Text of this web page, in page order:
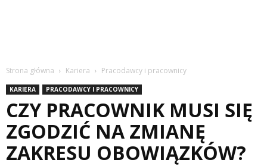
Strona główna Kariera Pracodawcy i pracownicy
KARIERA PRACODAWCY I PRACOWNICY
CZY PRACOWNIK MUSI SIĘ
ZGODZIĆ NA ZMIANĘ
ZAKRESU OBOWIĄZKÓW?